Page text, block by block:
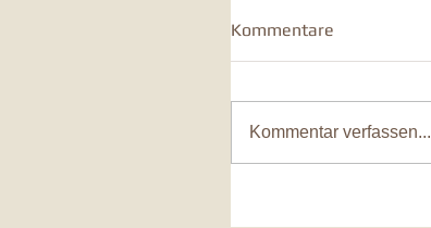
Kommentare
Kommentar verfassen...